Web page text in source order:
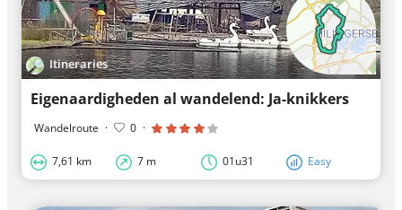
Itineraries
Eigenaardigheden al wandelend: Ja-knikkers
Wandelroute · 0 ·
7,61 km 7 m 01u31 Easy